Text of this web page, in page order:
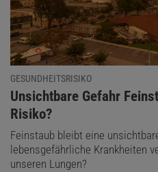
GESUNDHEITSRISIKO
:
Unsichtbare Gefahr
Risiko?
Feinstaub bleibt eine
lebensgefährliche Krankheiten
unseren Lungen?